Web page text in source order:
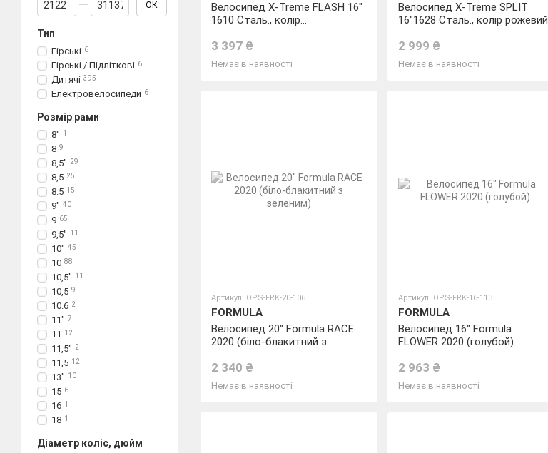
Велосипед X-Treme FLASH 16"
1610 Сталь., колір
3 397 ₴
Немає в наявності
Велосипед X-Treme SPLIT
16"1628 Сталь., колір рожевий
2 999 ₴
Немає в наявності
Артикул: OPS-FRK-20-106
FORMULA
Велосипед 20" Formula RACE
2020 (біло-блакитний з
2 340 ₴
Немає в наявності
Артикул: OPS-FRK-16-113
FORMULA
Велосипед 16" Formula
FLOWER 2020 (голубой)
2 963 ₴
Немає в наявності
ОК
Тип
Гірські 6
Гірські / Підліткові 6
Дитячі 395
Електровелосипеди 6
Розмір рами
8" 1
8 9
8,5" 29
8,5 25
8.5 15
9" 40
9 65
9,5" 11
10" 45
10 88
10,5" 11
10,5 9
10.6 2
11" 7
11 12
11,5" 2
11,5 12
13" 10
15 6
16 1
18 1
Діаметр коліс, дюйм